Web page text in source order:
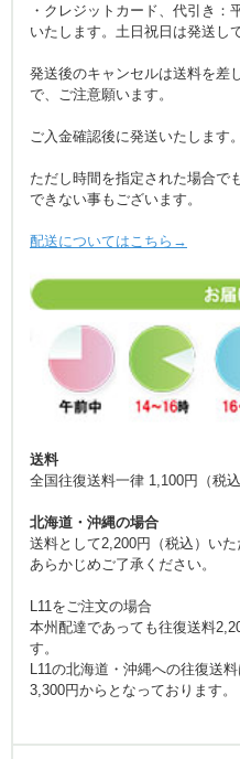
・クレジットカード、代引き：
いたします。土日祝日は発送し
発送後のキャンセルは送料を差
で、ご注意願います。
ご入金確認後に発送いたします。
ただし時間を指定された場合で
できない事もございます。
配送についてはこちら→
送料
全国往復送料一律 1,100円（税込
北海道・沖縄の場合
送料として2,200円（税込）いた
あらかじめご了承ください。
L11をご注文の場合
本州配達であっても往復送料
す。
L11の北海道・沖縄への往復送料
3,300円からとなっております。